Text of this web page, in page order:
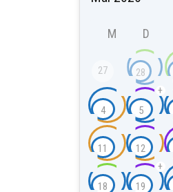
M D
27 28
4 5
+
11 12
18 19
+